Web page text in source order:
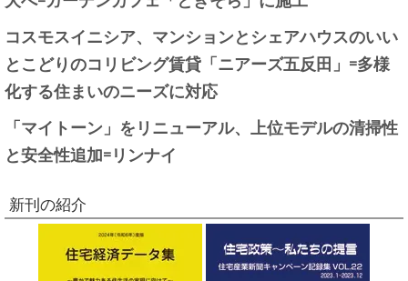
コスモスイニシア、マンションとシェアハウスのいい
とこどりのコリビング賃貸「ニアーズ五反田」=多様
化する住まいのニーズに対応
「マイトーン」をリニューアル、上位モデルの清掃性
と安全性追加=リンナイ
新刊の紹介